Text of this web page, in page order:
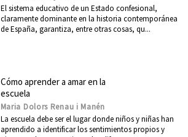
El sistema educativo de un Estado confesional,
claramente dominante en la historia contemporánea
de España, garantiza, entre otras cosas, qu...
Cómo aprender a amar en la
escuela
Maria Dolors Renau i Manén
La escuela debe ser el lugar donde niños y niñas han
aprendido a identificar los sentimientos propios y